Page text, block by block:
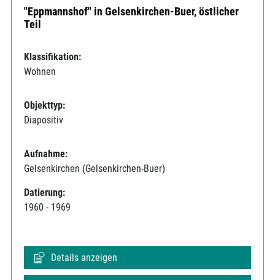
"Eppmannshof" in Gelsenkirchen-Buer, östlicher
Teil
Klassifikation:
Wohnen
Objekttyp:
Diapositiv
Aufnahme:
Gelsenkirchen (Gelsenkirchen-Buer)
Datierung:
1960 - 1969
Details anzeigen